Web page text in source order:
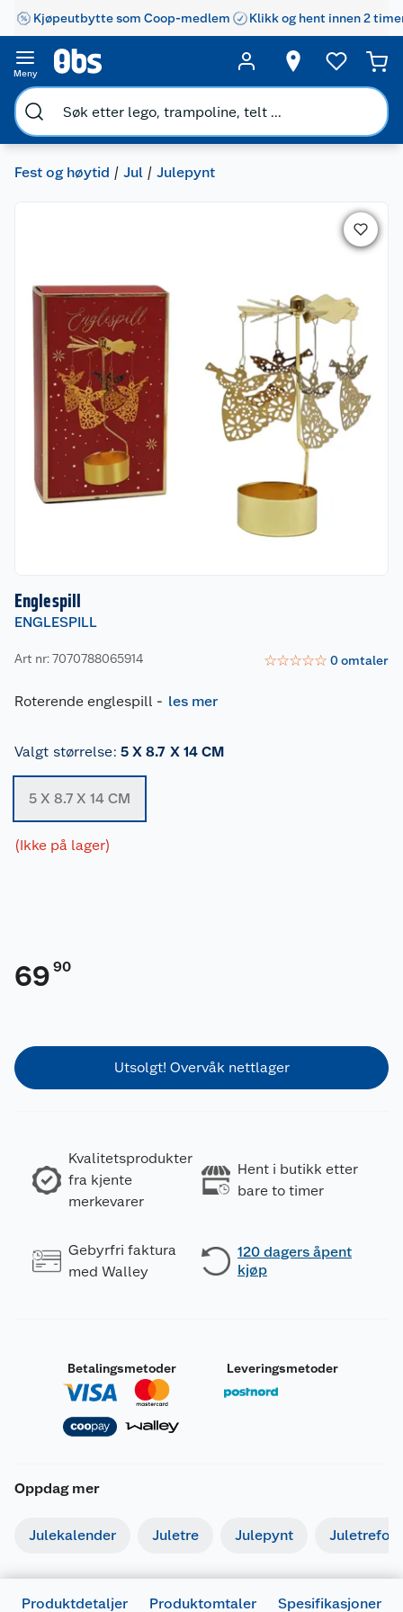
Kjøpeutbytte som Coop-medlem Klikk og hent innen 2
Meny
Fest og høytid Jul Julepynt
Englespill
ENGLESPILL
Art nr: 7070788065914 ☆☆☆☆☆ 0omtaler
Roterende englespill - les mer
Valgt størrelse: 5 X 8.7 X 14 CM
5 X 8.7 X 14 CM
(Ikke på lager)
69 90
Utsolgt! Overvåk nettlager
Kvalitetsprodukter
fra kjente
merkevarer
Hent i butikk etter
bare to timer
Gebyrfri faktura
med Walley
120 dagers åpent
kjøp
Betalingsmetoder Leveringsmetoder
Oppdag mer
Julekalender Juletre Julepynt Juletrefot
Produktdetaljer Produktomtaler Spesifikasjoner